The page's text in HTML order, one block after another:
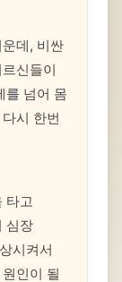
데, 비싼
신들이
를 넘어 몸
시 한번
타고
심장
시켜서
인이 될